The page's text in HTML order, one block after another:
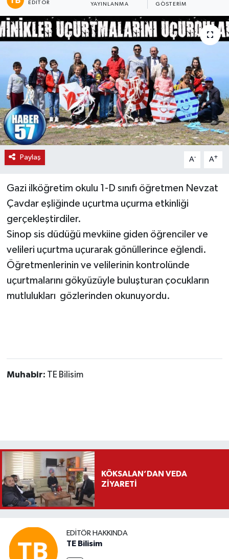
EDITÖR YAYINLANMA GÖSTERIM
Paylaş A- A+
Gazi ilköğretim okulu 1-D sınıfı öğretmen Nevzat
Çavdar eşliğinde uçurtma uçurma etkinliği
gerçekleştirdiler.
Sinop sis düdüğü mevkiine giden öğrenciler ve
velileri uçurtma uçurarak gönüllerince eğlendi.
Öğretmenlerinin ve velilerinin kontrolünde
uçurtmalarını gökyüzüyle buluşturan çocukların
mutlulukları gözlerinden okunuyordu.
Muhabir: TE Bilisim
KÖKSALAN’DAN VEDA
ZİYARETİ
EDITÖR HAKKINDA
TE Bilisim